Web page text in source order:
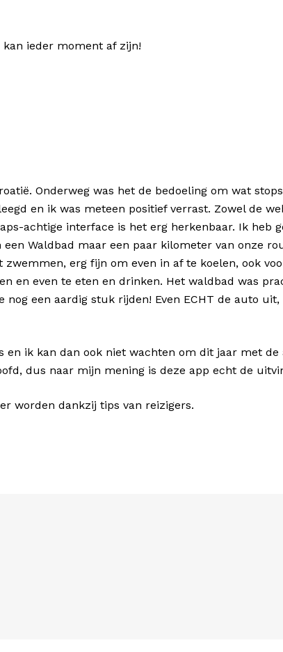
kan ieder moment af zijn!
Onderweg was het de bedoeling om wat
en ik was meteen positief verrast. Zowel de
achtige interface is het erg herkenbaar. Ik heb
Waldbad maar een paar kilometer van onze
erg fijn om even in af te koelen, ook
en even te eten en drinken. Het waldbad was
een aardig stuk rijden! Even ECHT de auto
ik kan dan ook niet wachten om dit jaar met
dus naar mijn mening is deze app echt de
worden dankzij tips van reizigers.